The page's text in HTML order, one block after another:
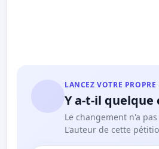
LANCEZ VOTRE
Y a-t-il quelque
Le changement n'a
L'auteur de cette